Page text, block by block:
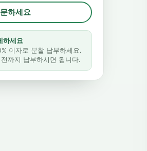
하세요
하세요
이자로 분할 납부하세요.
까지 납부하시면 됩니다.